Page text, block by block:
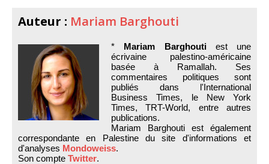
Auteur : Mariam Barghouti
* Mariam Barghoutiest une
écrivaine palestino-américaine
basée à Ramallah. Ses
commentaires politiques sont
publiés dans l'International
Business Times, le New York
Times, TRT-World, entre autres
publications.
Mariam Barghouti est également
correspondante en Palestine du site d'informations et
d'analyses Mondoweiss.
Son compte Twitter.